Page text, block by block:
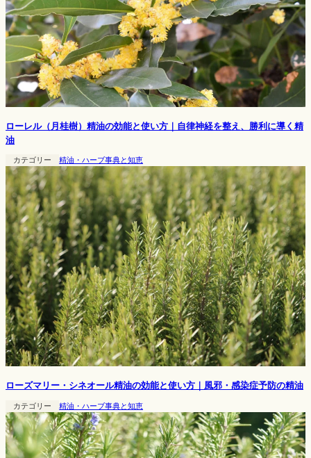
ローレル（月桂樹）精油の効能と使い方｜自律神経を整え、勝利に導く精
油
カテゴリー 精油・ハーブ事典と知恵
ローズマリー・シネオール精油の効能と使い方｜風邪・感染症予防の精油
カテゴリー 精油・ハーブ事典と知恵